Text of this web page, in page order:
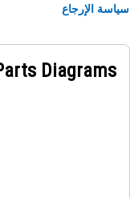
الإرجاع
Parts Diagrams